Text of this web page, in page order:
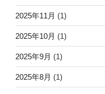
2025年11月 (1)
2025年10月 (1)
2025年9月 (1)
2025年8月 (1)